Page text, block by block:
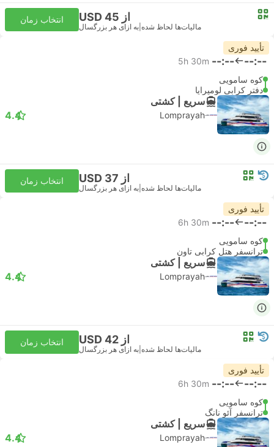
از USD 45
مالیات‌ها لحاظ شده به ازای هر بزرگسال
انتخاب زمان
تأیید فوری
--:--
--:--
5h 30m
کوه سامویی
دفتر کرابی لومپرایا
سریع | کشتی
Lomprayah
4.4
از USD 37
مالیات‌ها لحاظ شده به ازای هر بزرگسال
انتخاب زمان
تأیید فوری
--:--
--:--
6h 30m
کوه سامویی
ترانسفر هتل کرابی تاون
سریع | کشتی
Lomprayah
4.4
از USD 42
مالیات‌ها لحاظ شده به ازای هر بزرگسال
انتخاب زمان
تأیید فوری
--:--
--:--
6h 30m
کوه سامویی
ترانسفر آئو نانگ
سریع | کشتی
Lomprayah
4.4